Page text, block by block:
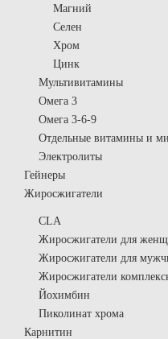
Магний
Селен
Хром
Цинк
Мультивитамины
Омега 3
Омега 3-6-9
Отдельные витамины и
Электролиты
Гейнеры
Жиросжигатели
CLA
Жиросжигатели для
Жиросжигатели для
Жиросжигатели
Йохимбин
Пиколинат хрома
Карнитин